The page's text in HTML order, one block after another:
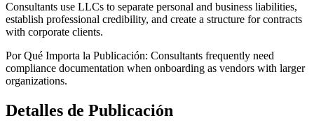
Consultants use LLCs to separate personal and business liabilities,
establish professional credibility, and create a structure for contracts
with corporate clients.
Por Qué Importa la Publicación: Consultants frequently need
compliance documentation when onboarding as vendors with larger
organizations.
Detalles de Publicación